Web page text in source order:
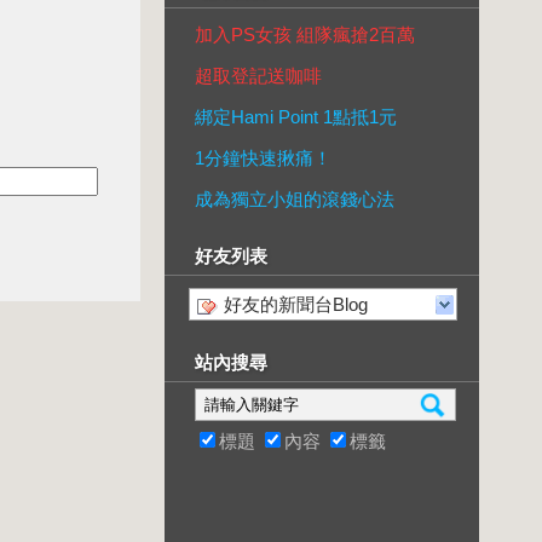
加入PS女孩 組隊瘋搶2百萬
超取登記送咖啡
綁定Hami Point 1點抵1元
1分鐘快速揪痛！
成為獨立小姐的滾錢心法
好友列表
好友的新聞台Blog
站內搜尋
標題 內容 標籤